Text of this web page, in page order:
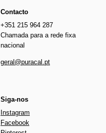
Contacto
+351 215 964 287
Chamada para a rede fixa
nacional
geral@puracal.pt
Siga-nos
Instagram
Facebook